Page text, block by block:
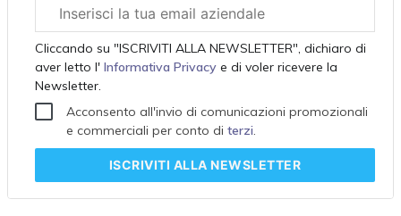
aziendale
Cliccando su "ISCRIVITI ALLA NEWSLETTER", dichiaro di
aver letto l'Informativa Privacy e di voler ricevere la
Newsletter.
Acconsento all'invio di comunicazioni promozionali
e commerciali per conto di terzi.
ISCRIVITI ALLA NEWSLETTER